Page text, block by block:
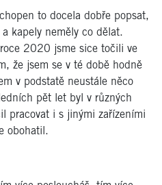
to docela dobře popsat,
kapely neměly co dělat.
2020 jsme sice točili ve
že jsem se v té době hodně
v podstatě neustále něco
pět let byl v různých
pracovat i s jinými zařízeními
obohatil.